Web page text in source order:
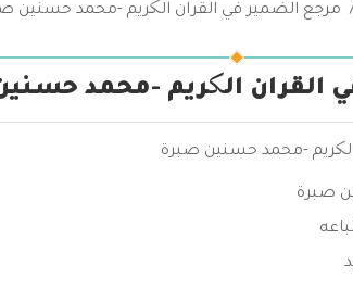
مرجع الضمير في القران الکريم -محمد حسنين
القران الکريم -محمد
-محمد حسنين صبرة
صبرة